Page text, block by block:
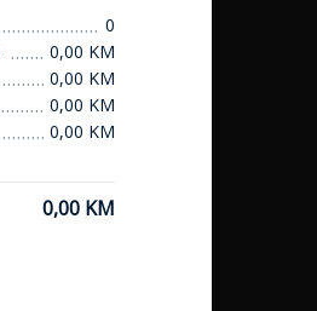
0
0,00 KM
0,00 KM
0,00 KM
0,00 KM
0,00 KM